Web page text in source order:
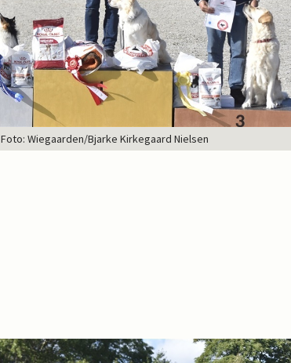
Foto: Wiegaarden/Bjarke Kirkegaard Nielsen